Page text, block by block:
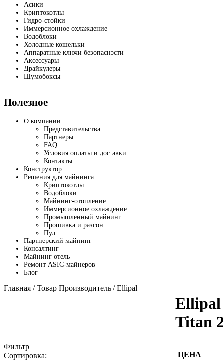
Асики
Криптокотлы
Гидро-стойки
Иммерсионное охлаждение
Водоблоки
Холодные кошельки
Аппаратные ключи безопасности
Аксессуары
Драйкулеры
Шумобоксы
Полезное
О компании
Представительства
Партнеры
FAQ
Условия оплаты и доставки
Контакты
Конструктор
Решения для майнинга
Криптокотлы
Водоблоки
Майнинг-отопление
Иммерсионное охлаждение
Промышленный майнинг
Прошивка и разгон
Пул
Партнерский майнинг
Консалтинг
Майнинг отель
Ремонт ASIC-майнеров
Блог
Главная / Товар Производитель / Ellipal
Ellipal
Titan
Фильтр
Сортировка:
ЦЕНА